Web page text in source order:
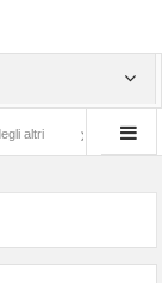
Lotta di classe…